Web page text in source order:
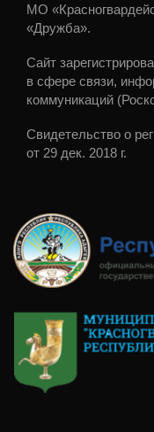
МО
«Дружба».
Сайт
в сфере связи,
коммуникаций
Свидетельство о
от 29 дек. 2018 г.